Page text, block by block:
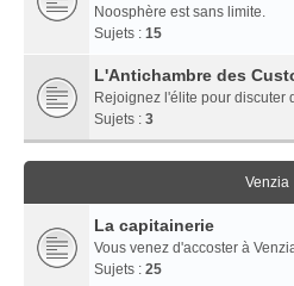
Noosphère est sans limite.
Sujets : 15
L'Antichambre des
Rejoignez l'élite pour discuter
Sujets : 3
Venzia
La capitainerie
Vous venez d'accoster à
Sujets : 25